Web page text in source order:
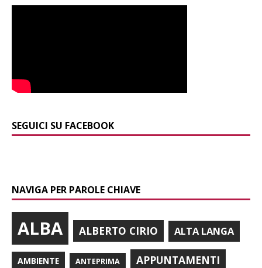
SEGUICI SU FACEBOOK
NAVIGA PER PAROLE CHIAVE
ALBA ALBERTO CIRIO ALTA LANGA
AMBIENTE ANTEPRIMA APPUNTAMENTI